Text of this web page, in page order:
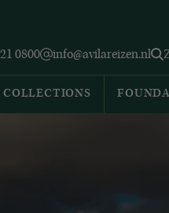
0800 info@avilareizen.nl
COLLECTIONS